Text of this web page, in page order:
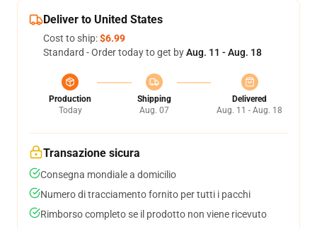
Deliver to United States
Cost to ship:$6.99
Standard - Order today to get byAug. 11 - Aug. 18
Production
Today
Shipping
Aug. 07
Delivered
Aug. 11 - Aug. 18
Transazione sicura
Consegna mondiale a domicilio
Numero di tracciamento fornito per tutti i pacchi
Rimborso completo se il prodotto non viene ricevuto